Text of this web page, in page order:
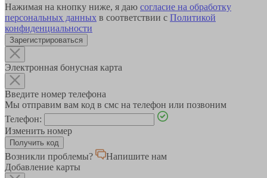
Нажимая на кнопку ниже, я даю согласие на обработку
персональных данных в соответствии с Политикой
конфиденциальности
Зарегистрироваться
Электронная бонусная карта
Введите номер телефона
Мы отправим вам код в смс на телефон или позвоним
Телефон:
Изменить номер
Возникли проблемы?
Напишите нам
Добавление карты